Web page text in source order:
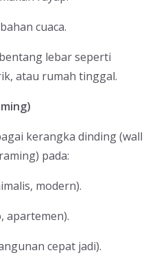
cuaca.
lebar seperti
atau rumah tinggal.
kerangka dinding (wall
pada:
modern).
apartemen).
cepat jadi).